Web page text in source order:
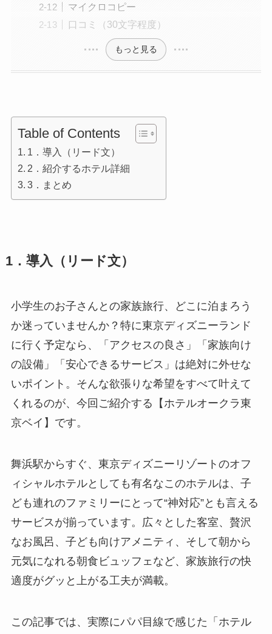
マイクロコピー
口コミ（30文字程度）
もっと見る
Table of Contents
1．導入（リード文）
2．紹介するホテル詳細
3．まとめ
1．導入（リード文）
小学生のお子さんとの家族旅行、どこに泊まろう
か迷っていませんか？特に東京ディズニーランド
に行く予定なら、「アクセスの良さ」「家族向け
の設備」「安心できるサービス」は絶対に外せな
いポイント。そんな欲張りな希望をすべて叶えて
くれるのが、今回ご紹介する【ホテルオークラ東
京ベイ】です。
舞浜駅からすぐ、東京ディズニーリゾートのオフ
ィシャルホテルとしても有名なこのホテルは、子
ども連れのファミリーにとって“神対応”とも言える
サービスが揃っています。広々とした客室、贅沢
なお風呂、子ども向けアメニティ、そして朝から
元気になれる朝食ビュッフェなど、家族旅行の快
適度がグッと上がる工夫が満載。
この記事では、実際にパパ目線で感じた「ホテル